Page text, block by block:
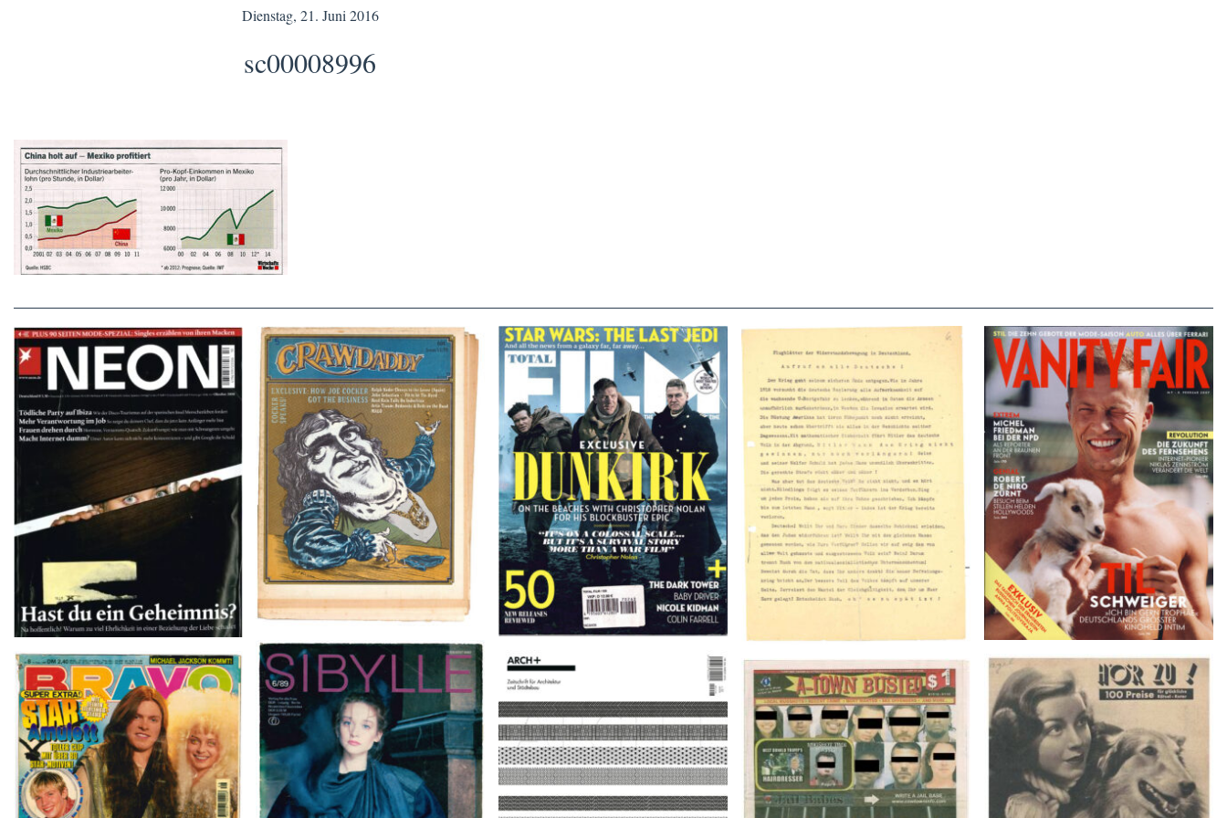
Dienstag, 21. Juni 2016
sc00008996
NEON – OKTOBER 2008 Crawdaddy – June/11/72
TOTAL FILM #260 – SUMMER
2017
Flugblätter der Weissen Rose – V,
Januar 1943
VANITY FAIR – Nr. 7 – 8.
Februar 2007
SIBYLLE 6/89 ARCH+ Nr. 226, Herbst 2016
BRAVO – Nr. 8, 13. Febr. 1997
HÖR ZU! – 1949, NUMMER 10,
Woche vom 27. Februar bis 05.
März
A-TOWN BUSTED – 8/15/16–
9/1/16